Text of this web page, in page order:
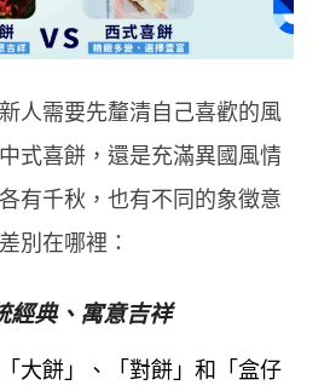
人需要先釐清自己喜歡的風
式喜餅，還是充滿異國風情
有千秋，也有不同的象徵意
別在哪裡：
典、寓意吉祥
大餅」、「對餅」和「盒仔